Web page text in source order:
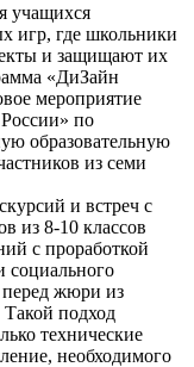
учащихся
игр, где школьники
и защищают их
«ДиЗайн
мероприятие
по
образовательную
из семи
и встреч с
из 8-10 классов
с проработкой
социального
жюри из
подход
технические
необходимого